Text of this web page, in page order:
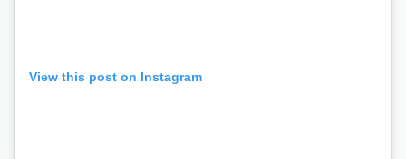
View this post on Instagram